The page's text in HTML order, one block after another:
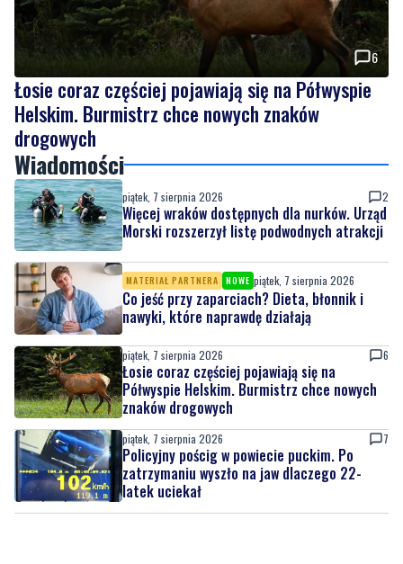
6
Łosie coraz częściej pojawiają się na Półwyspie
Helskim. Burmistrz chce nowych znaków
drogowych
Wiadomości
piątek, 7 sierpnia 2026 2
Więcej wraków dostępnych dla nurków. Urząd
Morski rozszerzył listę podwodnych atrakcji
MATERIAŁ PARTNERA NOWE piątek, 7 sierpnia 2026
Co jeść przy zaparciach? Dieta, błonnik i
nawyki, które naprawdę działają
piątek, 7 sierpnia 2026 6
Łosie coraz częściej pojawiają się na
Półwyspie Helskim. Burmistrz chce nowych
znaków drogowych
piątek, 7 sierpnia 2026 7
Policyjny pościg w powiecie puckim. Po
zatrzymaniu wyszło na jaw dlaczego 22-
latek uciekał